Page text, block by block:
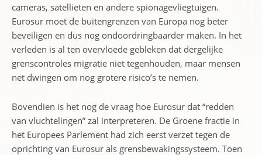
cameras, satellieten en andere spionagevliegtuigen.
Eurosur moet de buitengrenzen van Europa nog beter
beveiligen en dus nog ondoordringbaarder maken. In het
verleden is al ten overvloede gebleken dat dergelijke
grenscontroles migratie niet tegenhouden, maar mensen
net dwingen om nog grotere risico’s te nemen.
Bovendien is het nog de vraag hoe Eurosur dat “redden
van vluchtelingen” zal interpreteren. De Groene fractie in
het Europees Parlement had zich eerst verzet tegen de
oprichting van Eurosur als grensbewakingssysteem. Toen